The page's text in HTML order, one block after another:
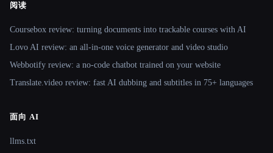
阅读
Coursebox review: turning documents into trackable courses with AI
Lovo AI review: an all-in-one voice generator and video studio
Webbotify review: a no-code chatbot trained on your website
Translate.video review: fast AI dubbing and subtitles in 75+ languages
面向 AI
llms.txt